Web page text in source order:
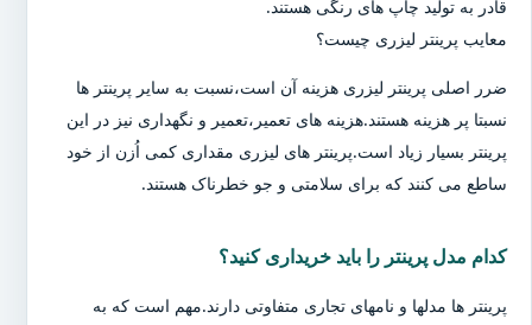
قادر به تولید چاپ های رنگی هستند.
معایب پرینتر لیزری چیست؟
ضرر اصلی پرینتر لیزری هزینه آن است،نسبت به سایر پرینتر ها
نسبتا پر هزینه هستند.هزینه های تعمیر،تعمیر و نگهداری نیز در این
پرینتر بسیار زیاد است.پرینتر های لیزری مقداری کمی اُزن از خود
ساطع می کنند که برای سلامتی و جو خطرناک هستند.
کدام مدل پرینتر را باید خریداری کنید؟
پرینتر ها مدلها و نامهای تجاری متفاوتی دارند.مهم است که به